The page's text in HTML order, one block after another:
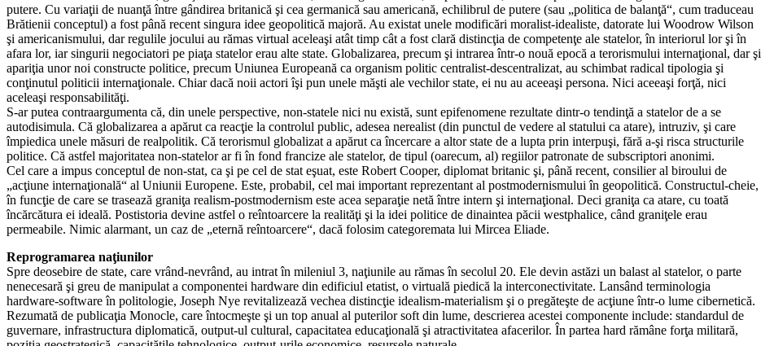
putere. Cu variaţii de nuanţă între gândirea britanică şi cea germanică sau americană, echilibrul de putere (sau „politica de balanţă“, cum traduceau
Brătienii conceptul) a fost până recent singura idee geopolitică majoră. Au existat unele modificări moralist-idealiste, datorate lui Woodrow Wilson
şi americanismului, dar regulile jocului au rămas virtual aceleaşi atât timp cât a fost clară distincţia de competenţe ale statelor, în interiorul lor şi în
afara lor, iar singurii negociatori pe piaţa statelor erau alte state. Globalizarea, precum şi intrarea într-o nouă epocă a terorismului internaţional, dar şi
apariţia unor noi constructe politice, precum Uniunea Europeană ca organism politic centralist-descentralizat, au schimbat radical tipologia şi
conţinutul politicii internaţionale. Chiar dacă noii actori îşi pun unele măşti ale vechilor state, ei nu au aceeaşi persona. Nici aceeaşi forţă, nici
aceleaşi responsabilităţi.
S-ar putea contraargumenta că, din unele perspective, non-statele nici nu există, sunt epifenomene rezultate dintr-o tendinţă a statelor de a se
autodisimula. Că globalizarea a apărut ca reacţie la controlul public, adesea nerealist (din punctul de vedere al statului ca atare), intruziv, şi care
împiedica unele măsuri de realpolitik. Că terorismul globalizat a apărut ca încercare a altor state de a lupta prin interpuşi, fără a-şi risca structurile
politice. Că astfel majoritatea non-statelor ar fi în fond francize ale statelor, de tipul (oarecum, al) regiilor patronate de subscriptori anonimi.
Cel care a impus conceptul de non-stat, ca şi pe cel de stat eşuat, este Robert Cooper, diplomat britanic şi, până recent, consilier al biroului de
„acţiune internaţională“ al Uniunii Europene. Este, probabil, cel mai important reprezentant al postmodernismului în geopolitică. Constructul-cheie,
în funcţie de care se trasează graniţa realism-postmodernism este acea separaţie netă între intern şi internaţional. Deci graniţa ca atare, cu toată
încărcătura ei ideală. Postistoria devine astfel o reîntoarcere la realităţi şi la idei politice de dinaintea păcii westphalice, când graniţele erau
permeabile. Nimic alarmant, un caz de „eternă reîntoarcere“, dacă folosim categoremata lui Mircea Eliade.
Reprogramarea naţiunilor
Spre deosebire de state, care vrând-nevrând, au intrat în mileniul 3, naţiunile au rămas în secolul 20. Ele devin astăzi un balast al statelor, o parte
nenecesară şi greu de manipulat a componentei hardware din edificiul etatist, o virtuală piedică la interconectivitate. Lansând terminologia
hardware-software în politologie, Joseph Nye revitalizează vechea distincţie idealism-materialism şi o pregăteşte de acţiune într-o lume cibernetică.
Rezumată de publicaţia Monocle, care întocmeşte şi un top anual al puterilor soft din lume, descrierea acestei componente include: standardul de
guvernare, infrastructura diplomatică, output-ul cultural, capacitatea educaţională şi atractivitatea afacerilor. În partea hard rămâne forţa militară,